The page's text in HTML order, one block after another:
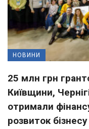
НОВИНИ
25 млн грн
Київщини,
отримали
розвиток бізнесу